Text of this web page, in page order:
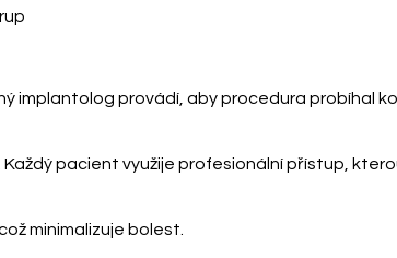
implantolog provádí, aby procedura probíhal
pacient využije profesionální přístup,
minimalizuje bolest.